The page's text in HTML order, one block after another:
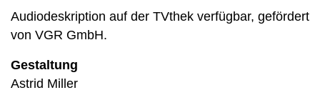
Audiodeskription auf der TVthek verfügbar, gefördert
von VGR GmbH.
Gestaltung
Astrid Miller